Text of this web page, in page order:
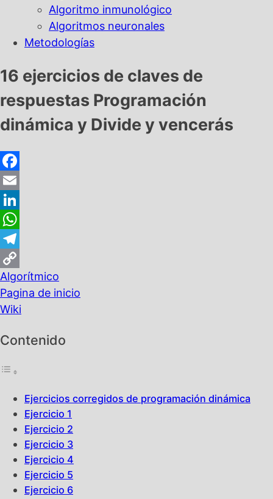
Algoritmo inmunológico
Algoritmos neuronales
Metodologías
16 ejercicios de claves de
respuestas Programación
dinámica y Divide y vencerás
Facebook
Email
LinkedIn
WhatsApp
Telegram
Copy
Link
Algorítmico
Pagina de inicio
Wiki
Contenido
Ejercicios corregidos de programación dinámica
Ejercicio 1
Ejercicio 2
Ejercicio 3
Ejercicio 4
Ejercicio 5
Ejercicio 6